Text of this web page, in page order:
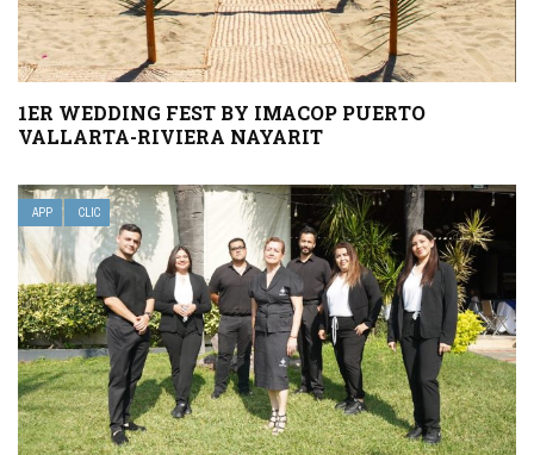
1ER WEDDING FEST BY IMACOP PUERTO
VALLARTA-RIVIERA NAYARIT
APP CLIC